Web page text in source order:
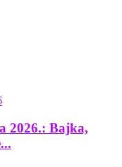
2026.: Bajka,